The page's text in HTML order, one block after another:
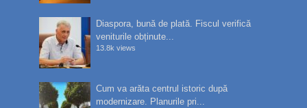
Diaspora, bună de plată. Fiscul verifică
veniturile obținute...
13.8k views
Cum va arăta centrul istoric după
modernizare. Planurile pri...